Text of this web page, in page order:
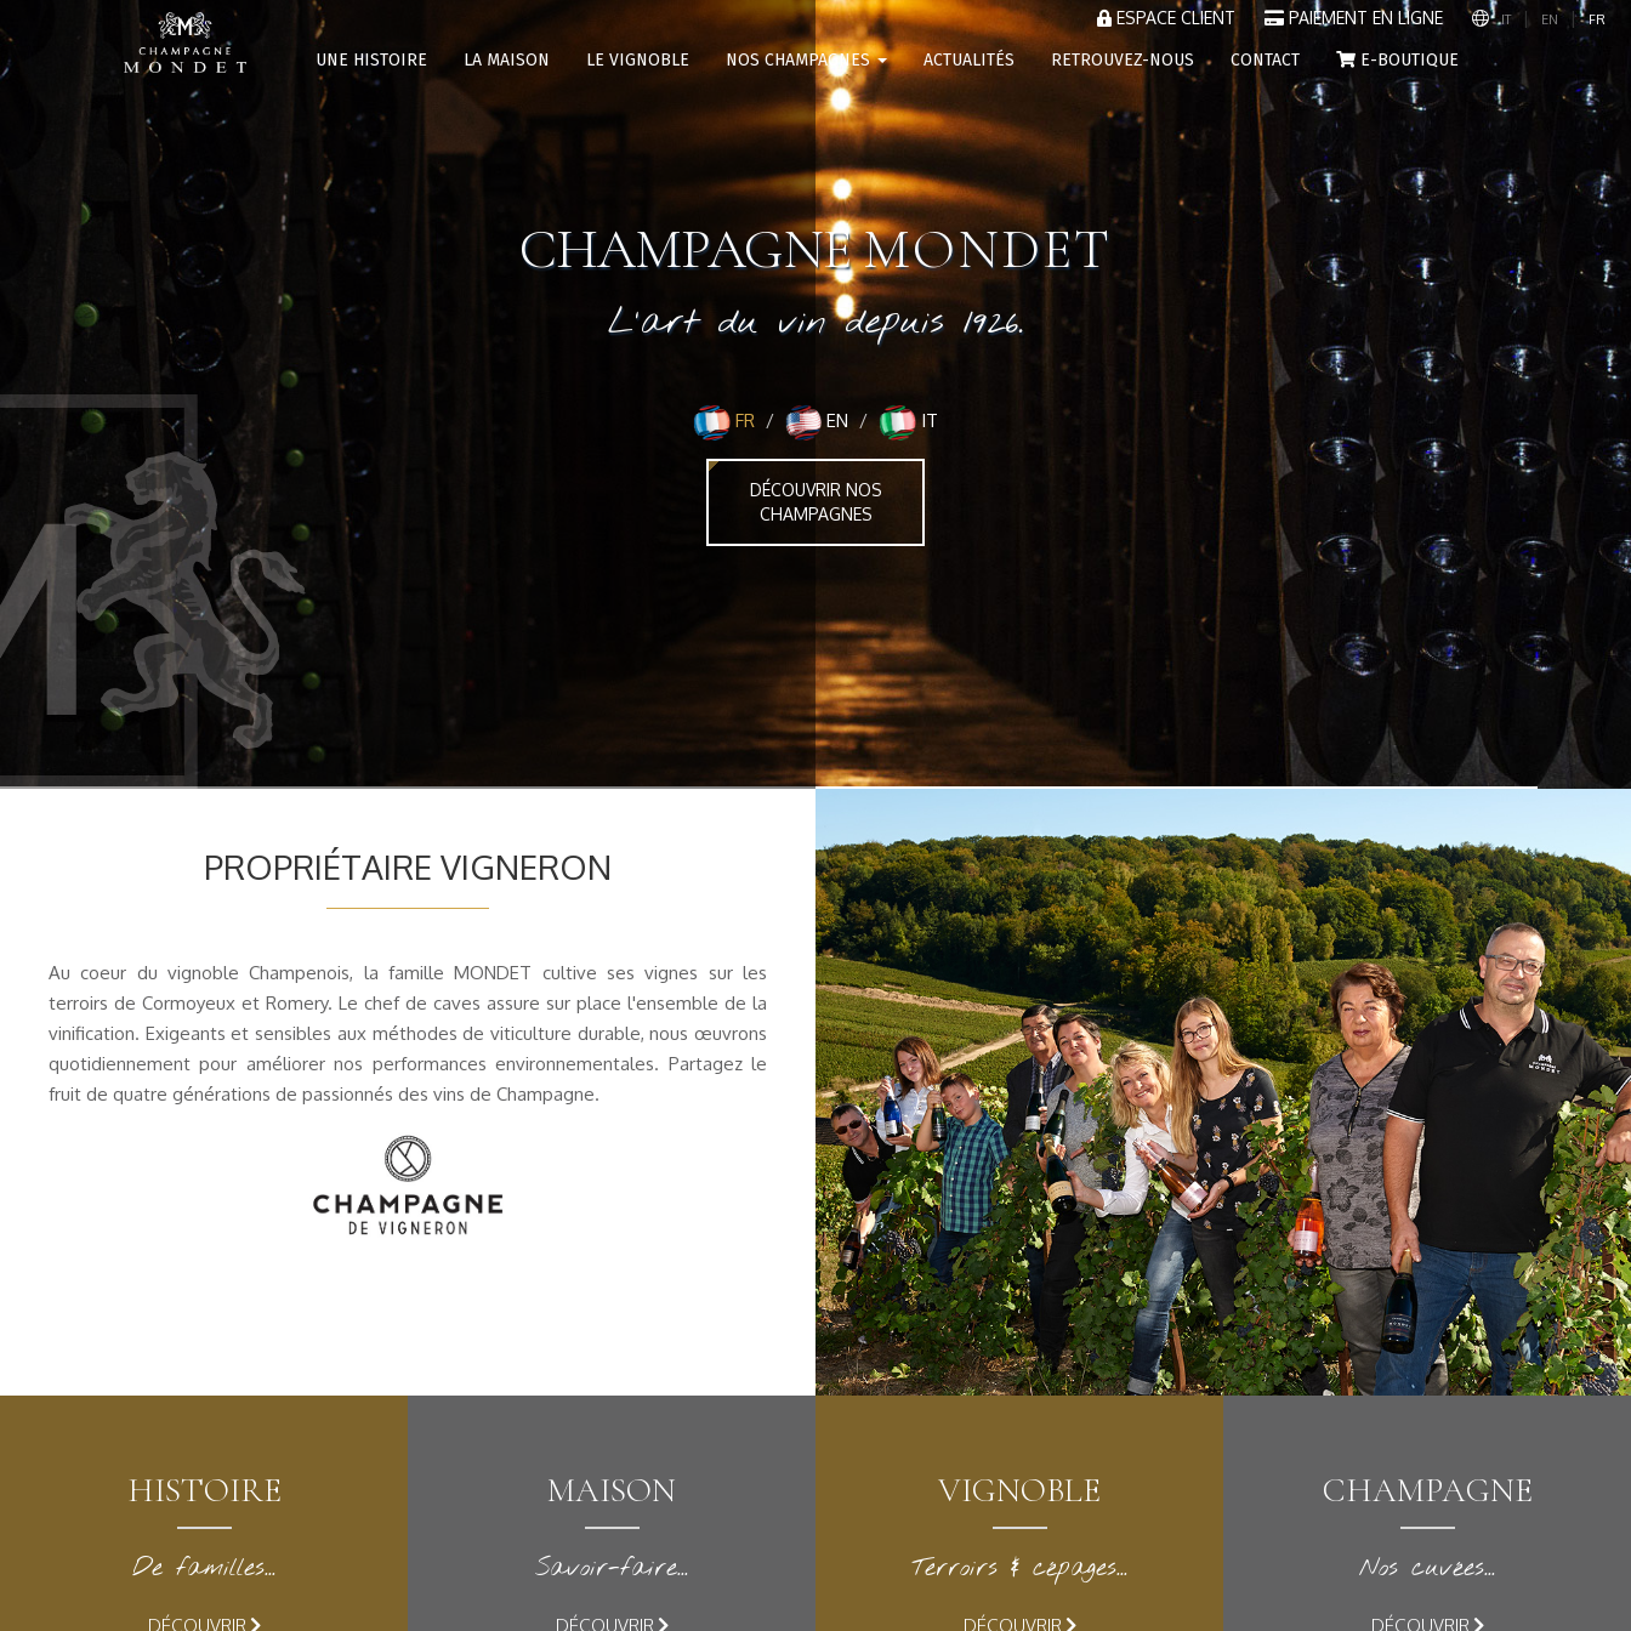
UNE HISTOIRE LA MAISON LE VIGNOBLE NOS CHAMPAGNES ACTUALITÉS RETROUVEZ-NOUS CONTACT E-BOUTIQUE
ESPACE CLIENT PAIEMENT EN LIGNE IT | EN | FR
CHAMPAGNEMONDET
L'art du vin depuis 1926.
FR EN IT
DÉCOUVRIR NOS
CHAMPAGNES
PROPRIÉTAIRE VIGNERON
Au coeur du vignoble Champenois, la famille MONDET cultive ses vignes sur les
terroirs de Cormoyeux et Romery. Le chef de caves assure sur place l'ensemble de la
vinification. Exigeants et sensibles aux méthodes de viticulture durable, nous œuvrons
quotidiennement pour améliorer nos performances environnementales. Partagez le
fruit de quatre générations de passionnés des vins de Champagne.
HISTOIRE
De familles...
DÉCOUVRIR
MAISON
Savoir-faire...
DÉCOUVRIR
VIGNOBLE
Terroirs & cépages...
DÉCOUVRIR
CHAMPAGNE
Nos cuvées...
DÉCOUVRIR